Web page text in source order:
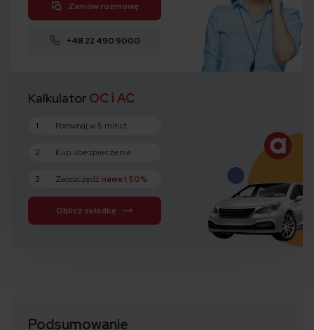
Zamów rozmowę
+48 22 490 9000
Kalkulator OC i AC
1 Porównaj w 5 minut
2 Kup ubezpieczenie
3 Zaoszczędź nawet 50%
Oblicz składkę
Podsumowanie